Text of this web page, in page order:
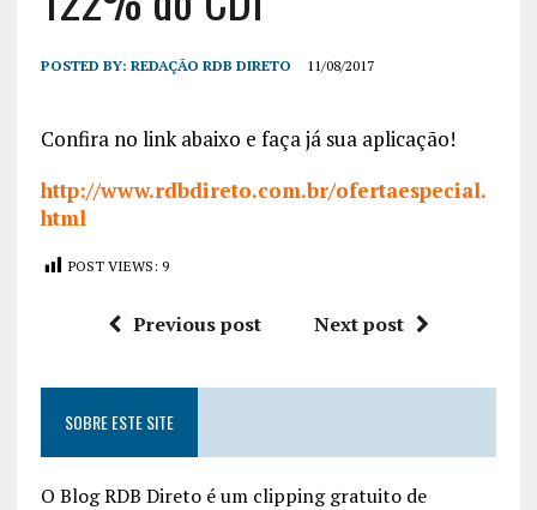
POSTED BY: REDAÇÃO RDB DIRETO 11/08/2017
Confira no link abaixo e faça já sua aplicação!
http://www.rdbdireto.com.br/ofertaespecial.
html
POST VIEWS: 9
Previous post Next post
SOBRE ESTE SITE
O Blog RDB Direto é um clipping gratuito de